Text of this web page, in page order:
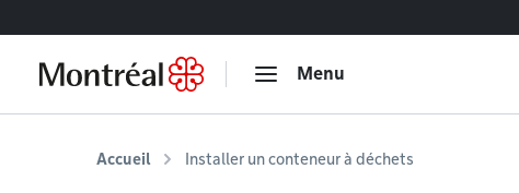
Menu
Accueil Installer un conteneur à déchets